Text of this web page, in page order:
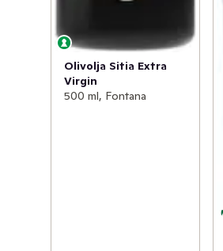
Olivolja Sitia Extra
Virgin
500 ml, Fontana